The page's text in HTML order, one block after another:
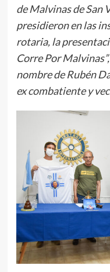
de Malvinas de San
presidieron en las
rotaria, la
Corre Por
nombre de Rubén
ex combatiente y